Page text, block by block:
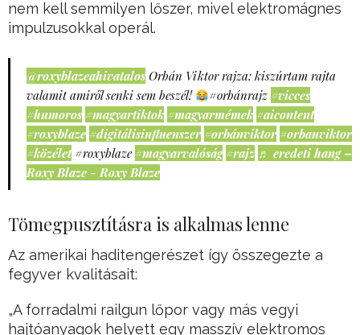
nem kell semmilyen lőszer, mivel elektromágnes
impulzusokkal operál.
@roxyblazeahivatalos Orbán Viktor rajza: kiszúrtam rajta
valamit amiről senki sem beszél!
#orbánrajz #vicces
#humoros #magyartiktok #magyarmémek #aicontent
#roxyblaze #digitálisinfluenszer #orbánviktor #orbanviktor
#közélet #roxyblaze #magyarvalóság #rajz ♬ eredeti hang –
Roxy Blaze - Roxy Blaze
Tömegpusztításra is alkalmas lenne
Az amerikai haditengerészet így összegezte a
fegyver kvalitásait:
„A forradalmi railgun lőpor vagy más vegyi
hajtóanyagok helyett egy masszív elektromos